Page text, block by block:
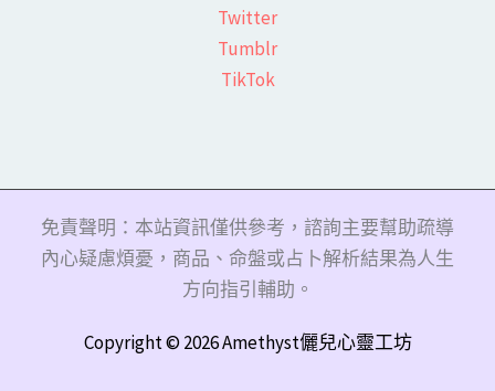
​Twitter
Tumblr
TikTok
免責聲明：本站資訊僅供參考，諮詢主要幫助疏導
內心疑慮煩憂，商品、命盤或占卜解析結果為人生
方向指引輔助。
Copyright © 2026 Amethyst儷兒心靈工坊